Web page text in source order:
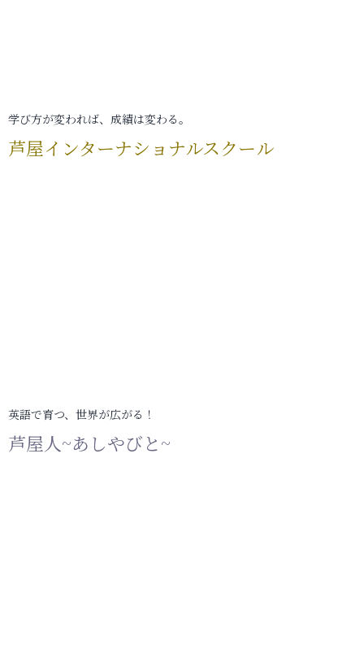
学び方が変われば、成績は変わる。
芦屋インターナショナルスクール
英語で育つ、世界が広がる！
芦屋人~あしやびと~